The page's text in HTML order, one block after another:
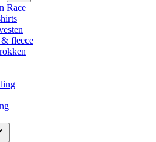
Race
fleece